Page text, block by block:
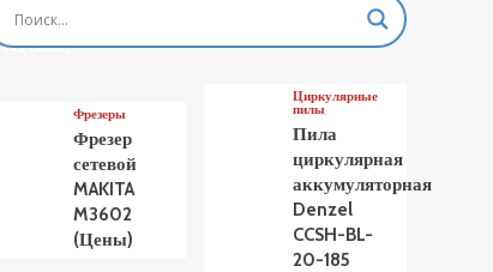
MAKITA M3601
(Цены)
Фрезеры
Фрезер
сетевой
MAKITA
M3602
(Цены)
Циркулярные
пилы
Пила
циркулярная
аккумуляторная
Denzel
CCSH-BL-
20-185